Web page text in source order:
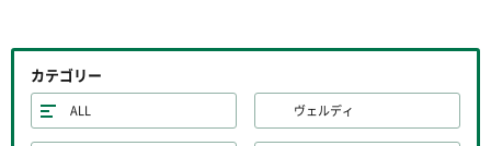
カテゴリー
ALL ヴェルディ